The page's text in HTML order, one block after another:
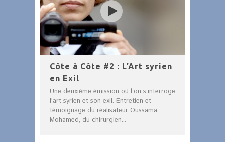
Côte à Côte #2 : L’Art syrien
en Exil
Une deuxième émission où l’on s’interroge
l'art syrien et son exil. Entretien et
témoignage du réalisateur Oussama
Mohamed, du chirurgien...